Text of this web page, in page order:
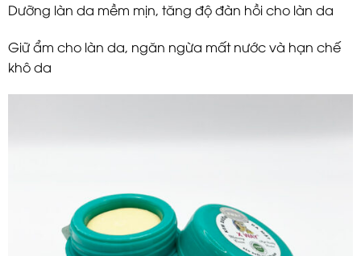
Dưỡng làn da mềm mịn, tăng độ đàn hồi cho làn da
Giữ ẩm cho làn da, ngăn ngừa mất nước và hạn chế
khô da